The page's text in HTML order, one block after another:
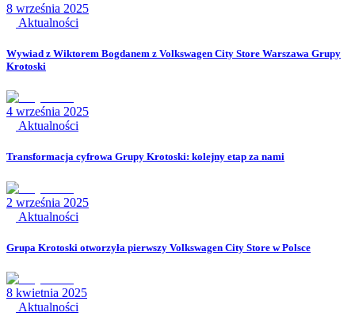
8 września 2025
Aktualności
Wywiad z Wiktorem Bogdanem z Volkswagen City Store Warszawa Grupy
Krotoski
4 września 2025
Aktualności
Transformacja cyfrowa Grupy Krotoski: kolejny etap za nami
2 września 2025
Aktualności
Grupa Krotoski otworzyła pierwszy Volkswagen City Store w Polsce
8 kwietnia 2025
Aktualności